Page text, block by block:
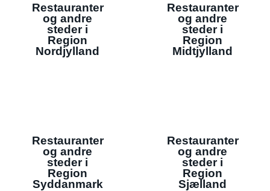
Restauranter
og andre
steder i
Region
Nordjylland
Restauranter
og andre
steder i
Region
Midtjylland
Restauranter
og andre
steder i
Region
Syddanmark
Restauranter
og andre
steder i
Region
Sjælland